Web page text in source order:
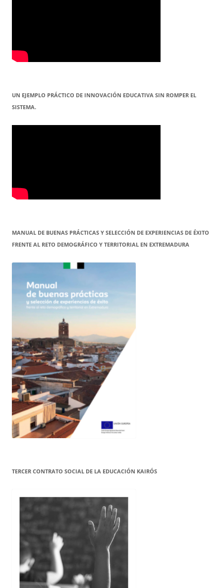
UN EJEMPLO PRÁCTICO DE INNOVACIÓN EDUCATIVA SIN ROMPER EL
SISTEMA.
MANUAL DE BUENAS PRÁCTICAS Y SELECCIÓN DE EXPERIENCIAS DE ÉXITO
FRENTE AL RETO DEMOGRÁFICO Y TERRITORIAL EN EXTREMADURA
TERCER CONTRATO SOCIAL DE LA EDUCACIÓN KAIRÓS